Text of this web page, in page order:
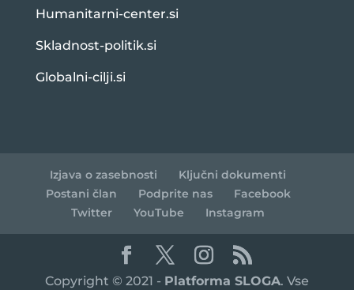
Humanitarni-center.si
Skladnost-politik.si
Globalni-cilji.si
Izjava o zasebnosti
Ključni dokumenti
Postani član
Podprite nas
Facebook
Twitter
YouTube Instagram
Copyright © 2021 - Platforma SLOGA. Vse